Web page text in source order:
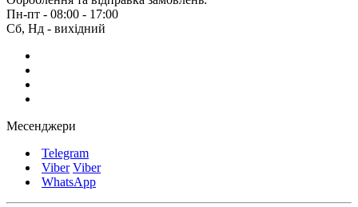
Пн-пт - 08:00 - 17:00
Сб, Нд - вихідний
Месенджери
Telegram
Viber Viber
WhatsApp